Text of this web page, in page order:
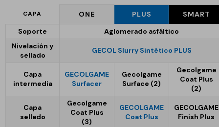
CAPA ONE PLUS
SMART
Soporte
Aglomerado asfáltico
Nivelación y
sellado
GECOL Slurry Sintético PLUS
Capa
intermedia
GECOLGAME
Surfacer
Gecolgame
Surface (2)
Gecolgame
Coat Plus
(2)
Capa
sellado
Gecolgame
Coat Plus
(3)
GECOLGAME
Coat Plus
GECOLGAME
Finish Plus